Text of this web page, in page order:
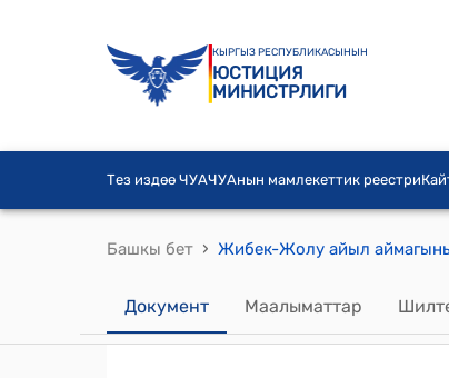
КЫРГЫЗ РЕСПУБЛИКАСЫНЫН
ЮСТИЦИЯ
МИНИСТРЛИГИ
Тез издөө ЧУАЧУАнын мамлекеттик реестри
Башкы бет ›
Документ Маалыматтар